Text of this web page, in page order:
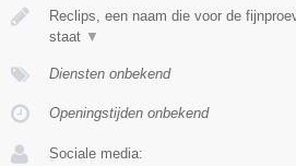
Reclips, een naam die voor de
staat ▼
Diensten onbekend
Openingstijden onbekend
Sociale media: